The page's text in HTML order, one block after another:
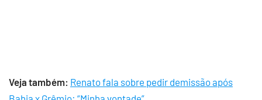
Veja também: Renato fala sobre pedir demissão após